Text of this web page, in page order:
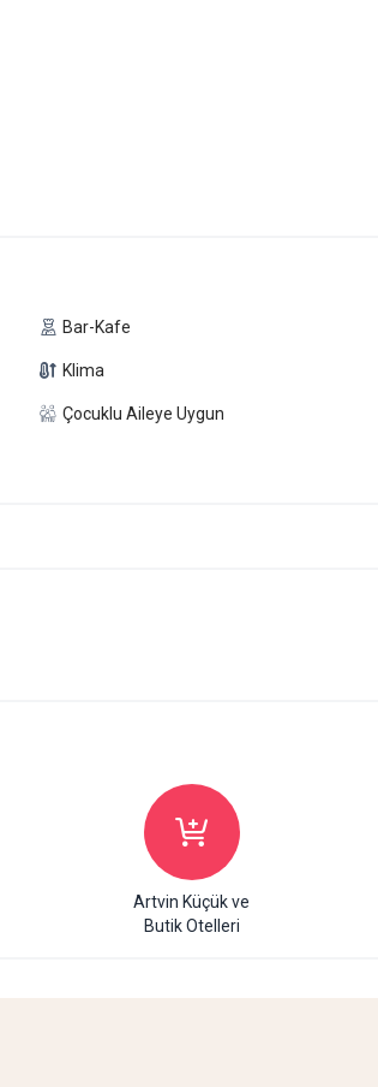
Bar-Kafe
Klima
Çocuklu Aileye Uygun
Artvin Küçük ve
Butik Otelleri